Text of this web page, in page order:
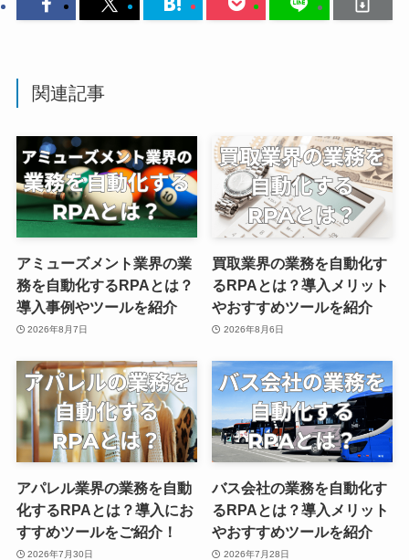
関連記事
アミューズメント業界の業
務を自動化するRPAとは？
導入事例やツールを紹介
2026年8月7日
買取業界の業務を自動化す
るRPAとは？導入メリット
やおすすめツールを紹介
2026年8月6日
アパレル業界の業務を自動
化するRPAとは？導入にお
すすめツールをご紹介！
2026年7月30日
バス会社の業務を自動化す
るRPAとは？導入メリット
やおすすめツールを紹介
2026年7月28日